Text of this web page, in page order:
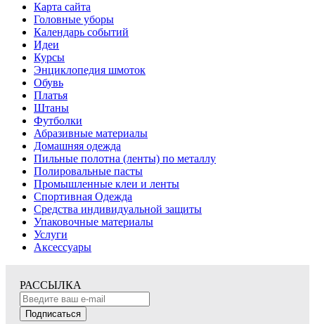
Карта сайта
Головные уборы
Календарь событий
Идеи
Курсы
Энциклопедия шмоток
Обувь
Платья
Штаны
Футболки
Абразивные материалы
Домашняя одежда
Пильные полотна (ленты) по металлу
Полировальные пасты
Промышленные клеи и ленты
Спортивная Одежда
Средства индивидуальной защиты
Упаковочные материалы
Услуги
Аксессуары
РАССЫЛКА
Подписаться